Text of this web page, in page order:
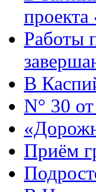
Работы
В
N° 30
Приём